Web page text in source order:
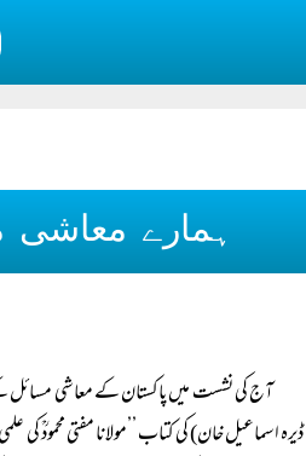
ہمارے معاشی
آج کی نشست میں پاکستان کے معاشی مسائل کے
ڈیرہ اسماعیل خان) کی کتاب ’’مولانا مفتی محمودؒ